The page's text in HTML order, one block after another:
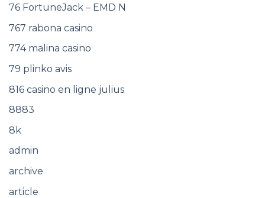
76 FortuneJack – EMD N
767 rabona casino
774 malina casino
79 plinko avis
816 casino en ligne julius
8883
8k
admin
archive
article